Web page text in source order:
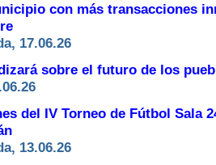
con más transacciones
17.06.26
sobre el futuro de los
del IV Torneo de Fútbol Sala
13.06.26